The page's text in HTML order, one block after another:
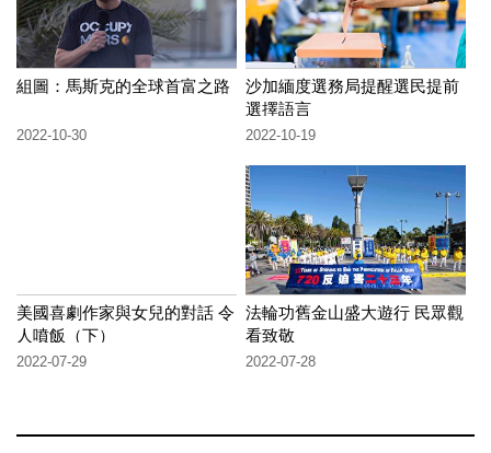
組圖：馬斯克的全球首富之路
2022-10-30
沙加緬度選務局提醒選民提前
選擇語言
2022-10-19
美國喜劇作家與女兒的對話 令
人噴飯（下）
2022-07-29
法輪功舊金山盛大遊行 民眾觀
看致敬
2022-07-28